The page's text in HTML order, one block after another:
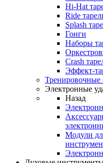
Hi-Hat
Ride
Splash
Гонги
Наборы
Сrash
Эффект-
Электронные
Назад
Модули